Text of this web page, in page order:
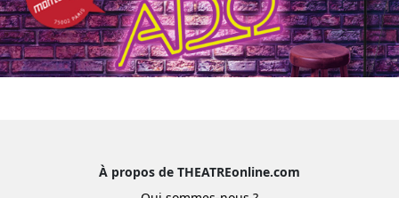
À propos de THEATREonline.com